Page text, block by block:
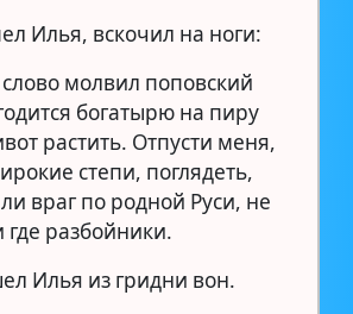
Илья, вскочил на ноги:
молвил поповский
богатырю на пиру
растить. Отпусти меня,
степи, поглядеть,
враг по родной Руси, не
где разбойники.
Илья из гридни вон.